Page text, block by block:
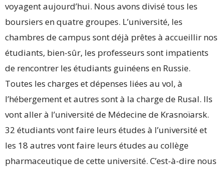
voyagent aujourd’hui. Nous avons divisé tous les
boursiers en quatre groupes. L’université, les
chambres de campus sont déjà prêtes à accueillir nos
étudiants, bien-sûr, les professeurs sont impatients
de rencontrer les étudiants guinéens en Russie.
Toutes les charges et dépenses liées au vol, à
l’hébergement et autres sont à la charge de Rusal. Ils
vont aller à l’université de Médecine de Krasnoïarsk.
32 étudiants vont faire leurs études à l’université et
les 18 autres vont faire leurs études au collège
pharmaceutique de cette université. C’est-à-dire nous